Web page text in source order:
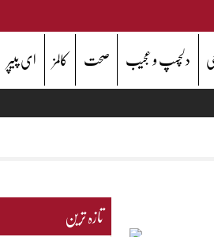
دلچسپ و عجیب صحت کالمز ای پیپر
تازہ ترین